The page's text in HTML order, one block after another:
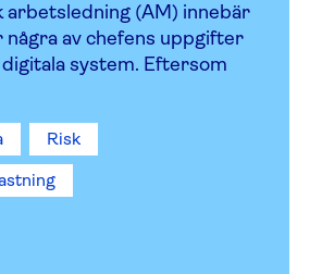
arbetsledning (AM) innebär
några av chefens uppgifter
system. Eftersom
Risk